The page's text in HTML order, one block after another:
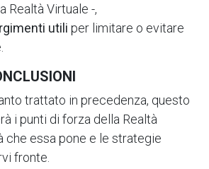
Realtà Virtuale -,
utili per limitare o evitare
trattato in precedenza, questo
i punti di forza della Realtà
che essa pone e le strategie
fronte.